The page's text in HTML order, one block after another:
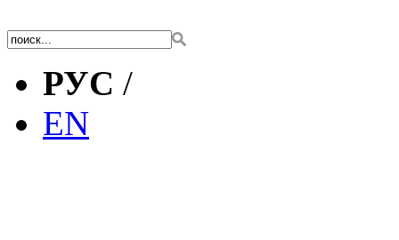
РУС /
EN